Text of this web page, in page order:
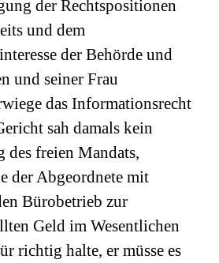
der Rechtspositionen
und dem
der Behörde und
und seiner Frau
das Informationsrecht
sah damals kein
des freien Mandats,
der Abgeordnete mit
Bürobetrieb zur
Geld im Wesentlichen
richtig halte, er müsse es